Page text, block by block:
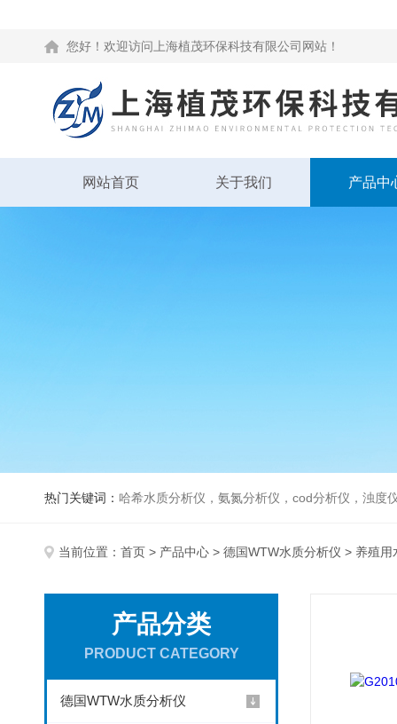
您好！欢迎访问上海植茂环保科技有限公司网站！
网站首页 关于我们 产品中
热门关键词： 哈希水质分析仪，氨氮分析仪，cod分析仪，浊度
当前位置： 首页 > 产品中心 > 德国WTW水质分析仪 > 养殖用
产品分类
PRODUCT CATEGORY
德国WTW水质分析仪